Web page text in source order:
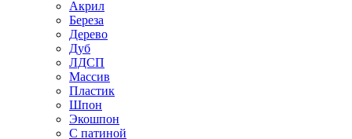
Акрил
Береза
Дерево
Дуб
ЛДСП
Массив
Пластик
Шпон
Экошпон
С патиной